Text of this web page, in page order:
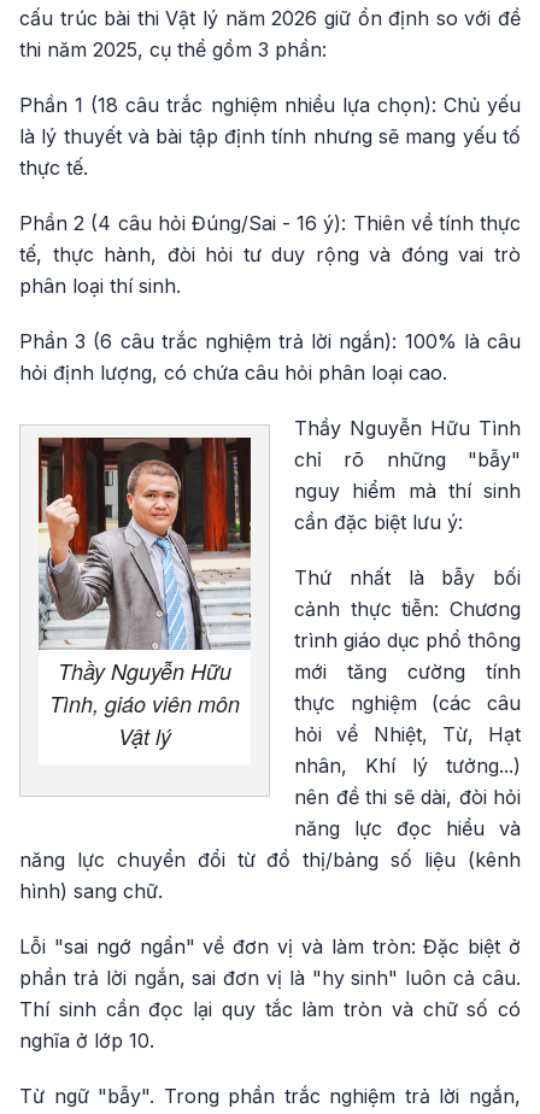
cấu trúc bài thi Vật lý năm 2026 giữ ổn định so với đề
thi năm 2025, cụ thể gồm 3 phần:
Phần 1 (18 câu trắc nghiệm nhiều lựa chọn): Chủ yếu
là lý thuyết và bài tập định tính nhưng sẽ mang yếu tố
thực tế.
Phần 2 (4 câu hỏi Đúng/Sai - 16 ý): Thiên về tính thực
tế, thực hành, đòi hỏi tư duy rộng và đóng vai trò
phân loại thí sinh.
Phần 3 (6 câu trắc nghiệm trả lời ngắn): 100% là câu
hỏi định lượng, có chứa câu hỏi phân loại cao.
Thầy Nguyễn Hữu
Tình, giáo viên môn
Vật lý
Thầy Nguyễn Hữu Tình
chỉ rõ những "bẫy"
nguy hiểm mà thí sinh
cần đặc biệt lưu ý:
Thứ nhất là bẫy bối
cảnh thực tiễn: Chương
trình giáo dục phổ thông
mới tăng cường tính
thực nghiệm (các câu
hỏi về Nhiệt, Từ, Hạt
nhân, Khí lý tưởng...)
nên đề thi sẽ dài, đòi hỏi
năng lực đọc hiểu và
năng lực chuyển đổi từ đồ thị/bảng số liệu (kênh
hình) sang chữ.
Lỗi "sai ngớ ngẩn" về đơn vị và làm tròn: Đặc biệt ở
phần trả lời ngắn, sai đơn vị là "hy sinh" luôn cả câu.
Thí sinh cần đọc lại quy tắc làm tròn và chữ số có
nghĩa ở lớp 10.
Từ ngữ "bẫy". Trong phần trắc nghiệm trả lời ngắn,